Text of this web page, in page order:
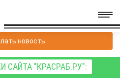
новость
"КРАСРАБ.РУ":